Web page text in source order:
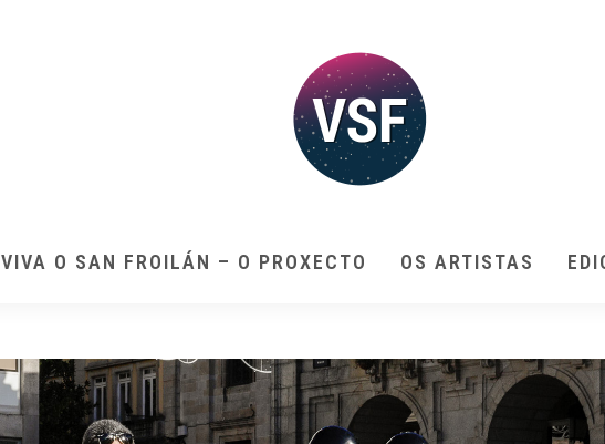
VIVA O SAN FROILÁN – O PROXECTO OS ARTISTAS